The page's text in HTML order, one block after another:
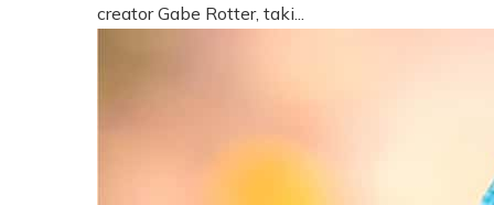
creator Gabe Rotter, taki...